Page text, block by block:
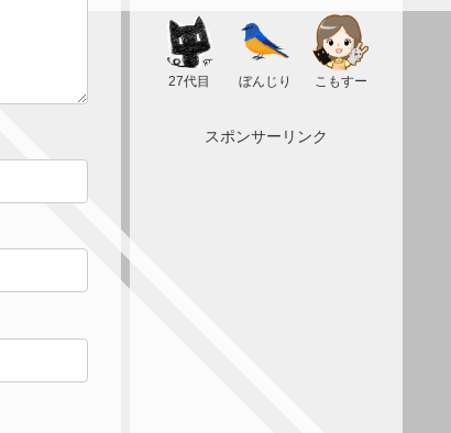
27代目 ぼんじり こもすー
スポンサーリンク